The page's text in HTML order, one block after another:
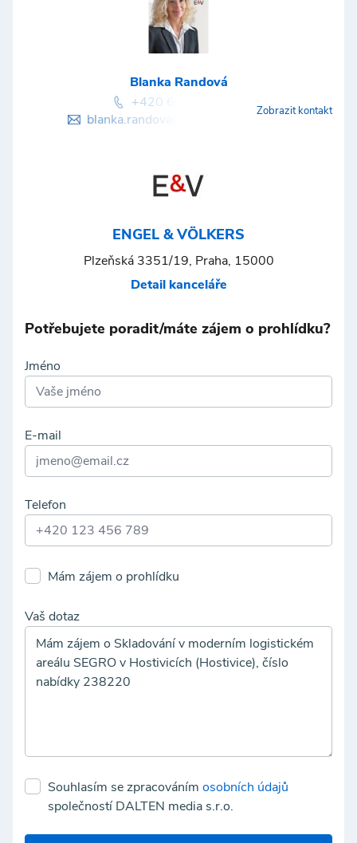
Blanka Randová
+420 603 890 569
blanka.randova@engelvoelkers.comZobrazit kontakt
ENGEL & VÖLKERS
Plzeňská 3351/19, Praha, 15000
Detail kanceláře
Potřebujete poradit/máte zájem o prohlídku?
Jméno
E-mail
Telefon
Mám zájem o prohlídku
Vaš dotaz
Souhlasím se zpracováním osobních údajů
společností DALTEN media s.r.o.